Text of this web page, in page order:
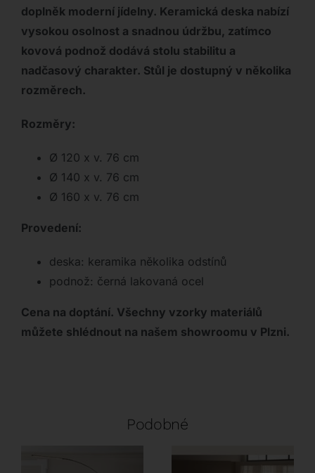
doplněk moderní jídelny. Keramická deska nabízí
vysokou osolnost a snadnou údržbu, zatímco
kovová podnož dodává stolu stabilitu a
nadčasový charakter. Stůl je dostupný v několika
rozměrech.
Rozměry:
Ø 120 x v. 76 cm
Ø 140 x v. 76 cm
Ø 160 x v. 76 cm
Provedení:
deska: keramika několika odstínů
podnož: černá lakovaná ocel
Cena na doptání. Všechny vzorky materiálů
můžete shlédnout na našem showroomu v Plzni.
Podobné